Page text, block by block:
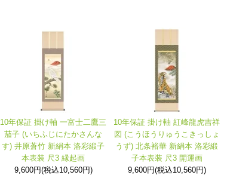
10年保証 掛け軸 一富士二鷹三
茄子 (いちふじにたかさんな
す) 井原蒼竹 新絹本 洛彩緞子
本表装 尺3 縁起画
9,600円(税込10,560円)
10年保証 掛け軸 紅峰龍虎吉祥
図 (こうほうりゅうこきっしょ
うず) 北条裕華 新絹本 洛彩緞
子本表装 尺3 開運画
9,600円(税込10,560円)